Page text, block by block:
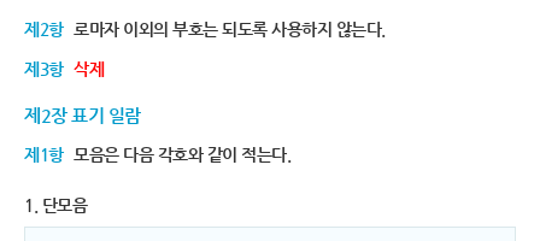
제2항 로마자 이외의 부호는 되도록 사용하지 않는다.
제3항 삭제
제2장 표기 일람
제1항 모음은 다음 각호와 같이 적는다.
1. 단모음